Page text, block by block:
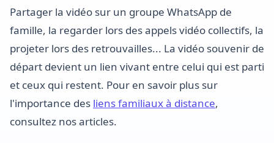
Partager la vidéo sur un groupe WhatsApp de
famille, la regarder lors des appels vidéo collectifs, la
projeter lors des retrouvailles... La vidéo souvenir de
départ devient un lien vivant entre celui qui est parti
et ceux qui restent. Pour en savoir plus sur
l'importance des liens familiaux à distance,
consultez nos articles.